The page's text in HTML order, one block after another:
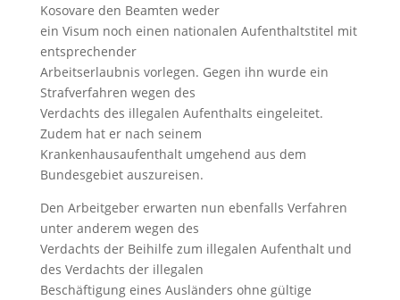
Kosovare den Beamten weder
ein Visum noch einen nationalen Aufenthaltstitel mit
entsprechender
Arbeitserlaubnis vorlegen. Gegen ihn wurde ein
Strafverfahren wegen des
Verdachts des illegalen Aufenthalts eingeleitet.
Zudem hat er nach seinem
Krankenhausaufenthalt umgehend aus dem
Bundesgebiet auszureisen.
Den Arbeitgeber erwarten nun ebenfalls Verfahren
unter anderem wegen des
Verdachts der Beihilfe zum illegalen Aufenthalt und
des Verdachts der illegalen
Beschäftigung eines Ausländers ohne gültige